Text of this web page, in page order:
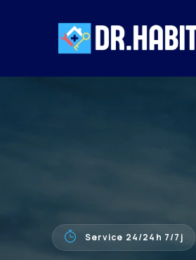
Service 24/24h 7/7j